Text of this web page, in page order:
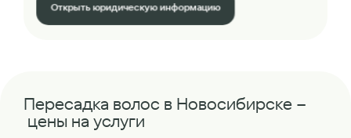
Открыть юридическую информацию
Пересадка волос в Новосибирске –
цены на услуги